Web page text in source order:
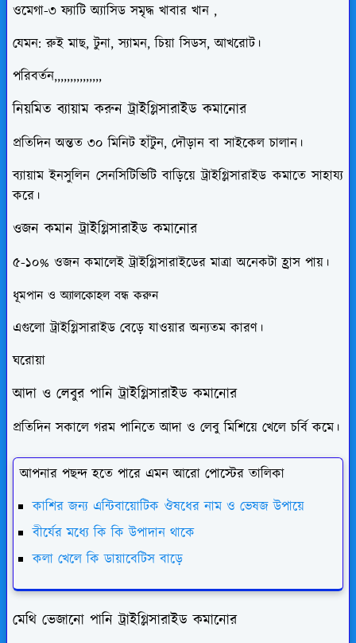
ওমেগা-৩ ফ্যাটি অ্যাসিড সমৃদ্ধ খাবার খান ,
যেমন: রুই মাছ, টুনা, স্যামন, চিয়া সিডস, আখরোট।
পরিবর্তন,,,,,,,,,,,,,,,
নিয়মিত ব্যায়াম করুনট্রাইগ্লিসারাইড কমানোর
প্রতিদিন অন্তত ৩০ মিনিট হাঁটুন, দৌড়ান বা সাইকেল চালান।
ব্যায়াম ইনসুলিন সেনসিটিভিটি বাড়িয়ে ট্রাইগ্লিসারাইড কমাতে সাহায্য
করে।
ওজন কমানট্রাইগ্লিসারাইড কমানোর
৫-১০% ওজন কমালেই ট্রাইগ্লিসারাইডের মাত্রা অনেকটা হ্রাস পায়।
ধূমপান ও অ্যালকোহল বন্ধ করুন
এগুলো ট্রাইগ্লিসারাইড বেড়ে যাওয়ার অন্যতম কারণ।
ঘরোয়া
আদা ও লেবুর পানিট্রাইগ্লিসারাইড কমানোর
প্রতিদিন সকালে গরম পানিতে আদা ও লেবু মিশিয়ে খেলে চর্বি কমে।
আপনার পছন্দ হতে পারে এমন আরো পোস্টের তালিকা
কাশির জন্য এন্টিবায়োটিক ঔষধের নাম ও ভেষজ উপায়ে
বীর্যের মধ্যে কি কি উপাদান থাকে
কলা খেলে কি ডায়াবেটিস বাড়ে
মেথি ভেজানো পানিট্রাইগ্লিসারাইড কমানোর